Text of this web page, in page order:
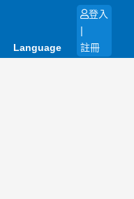
Language
登入
|
註冊